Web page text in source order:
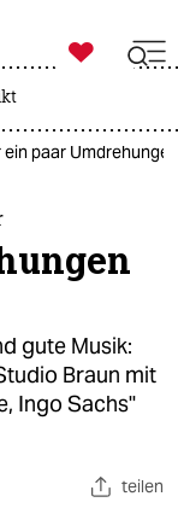

taz zahl ich
paar
gute Musik:
Braun mit
Ingo Sachs"
teilen